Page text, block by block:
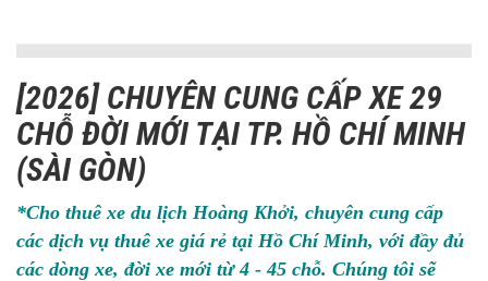
[2026] CHUYÊN CUNG CẤP XE 29
CHỖ ĐỜI MỚI TẠI TP. HỒ CHÍ MINH
(SÀI GÒN)
*Cho thuê xe du lịch Hoàng Khởi, chuyên cung cấp
các dịch vụ thuê xe giá rẻ tại Hồ Chí Minh, với đầy đủ
các dòng xe, đời xe mới từ 4 - 45 chỗ. Chúng tôi sẽ